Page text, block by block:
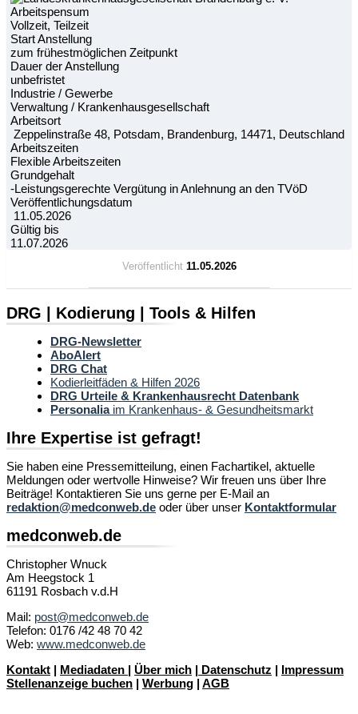
Arbeitspensum
Vollzeit, Teilzeit
Start Anstellung
zum frühestmöglichen Zeitpunkt
Dauer der Anstellung
unbefristet
Industrie / Gewerbe
Verwaltung / Krankenhausgesellschaft
Arbeitsort
Zeppelinstraße 48, Potsdam, Brandenburg, 14471, Deutschland
Arbeitszeiten
Flexible Arbeitszeiten
Grundgehalt
-Leistungsgerechte Vergütung in Anlehnung an den TVöD
Veröffentlichungsdatum
11.05.2026
Gültig bis
11.07.2026
Veröffentlicht 11.05.2026
DRG | Kodierung | Tools & Hilfen
DRG-Newsletter
AboAlert
DRG Chat
Kodierleitfäden & Hilfen 2026
DRG Urteile & Krankenhausrecht Datenbank
Personaliaim Krankenhaus- & Gesundheitsmarkt
Ihre Expertise ist gefragt!
Sie haben eine Pressemitteilung, einen Fachartikel, aktuelle
Meldungen oder wertvolle Hinweise? Wir freuen uns über Ihre
Beiträge! Kontaktieren Sie uns gerne per E-Mail an
redaktion@medconweb.de oder über unser Kontaktformular
medconweb.de
Christopher Wnuck
Am Heegstock 1
61191 Rosbach v.d.H
Mail: post@medconweb.de
Telefon: 0176 /42 48 70 42
Web: www.medconweb.de
Kontakt | Mediadaten | Über mich | Datenschutz | Impressum
Stellenanzeige buchen | Werbung | AGB